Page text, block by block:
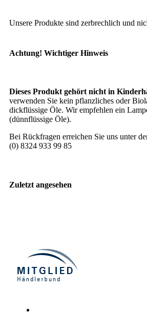
Unsere Produkte sind zerbrechlich und
Achtung! Wichtiger Hinweis
Dieses Produkt gehört nicht in
verwenden Sie kein pflanzliches oder
dickflüssige Öle. Wir empfehlen ein
(dünnflüssige Öle).
Bei Rückfragen erreichen Sie uns unter
(0) 8324 933 99 85
Zuletzt angesehen